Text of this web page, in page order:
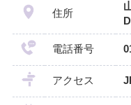
住所
電話番号
アクセス